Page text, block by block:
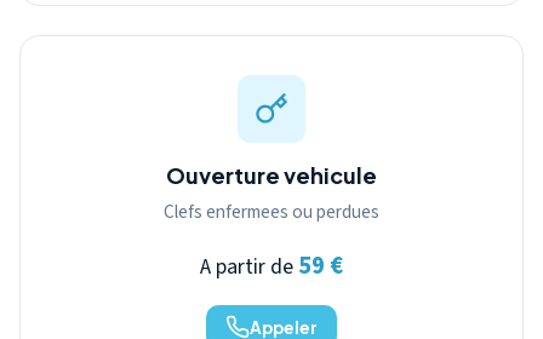
Ouverture vehicule
Clefs enfermees ou perdues
A partir de 59 €
Appeler